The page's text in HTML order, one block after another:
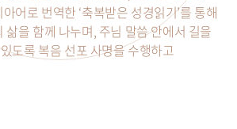
어로 번역한 ‘축복받은 성경읽기’를 통해
삶을 함께 나누며, 주님 말씀 안에서 길을
도록 복음 선포 사명을 수행하고